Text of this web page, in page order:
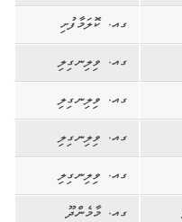
ގއ. ކޮލަމާފުށި
ގއ. ވިލިނގިލި
ގއ. ވިލިނގިލި
ގއ. ވިލިނގިލި
ގއ. ވިލިނގިލި
ގއ. މާމެންދޫ